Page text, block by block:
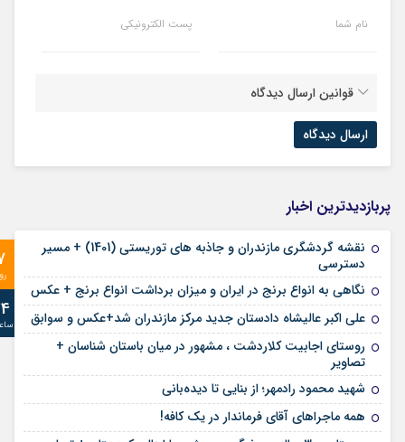
نام شما پست الکترونیکی
قوانین ارسال دیدگاه
پربازدیدترین اخبار
نقشه گردشگری مازندران و جاذبه های توریستی (1401) + مسیر
دسترسی
نگاهی به انواع برنج در ایران و میزان برداشت انواع برنج + عکس
علی‌ اکبر عالیشاه دادستان جدید مرکز مازندران شد+عکس و سوابق
روستای اجابیت کلاردشت ، مشهور در میان باستان شناسان +
تصاویر
شهید محمود رادمهر؛ از بنایی تا دیده‌بانی
همه ماجراهای آقای فرماندار در یک کافه!